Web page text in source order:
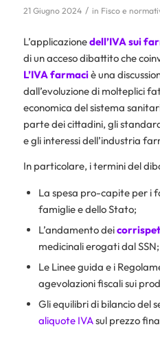
21 Giugno 2024 / in Fisco e
L’applicazionedell’IVA sui
di un acceso dibattito che
L’IVA farmaciè una
dall’evoluzione di molteplici
economica del sistema
parte dei cittadini, gli
e gli interessi dell’industria
In particolare, i termini del
La spesa pro-capite per i
famiglie e dello Stato;
L’andamento dei
medicinali erogati dal SSN;
Le Linee guida e i
agevolazioni fiscali sui
Gli equilibri di bilancio del
aliquote IVAsul prezzo